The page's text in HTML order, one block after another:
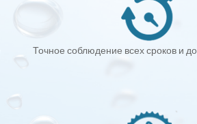
Точное соблюдение всех сроков и